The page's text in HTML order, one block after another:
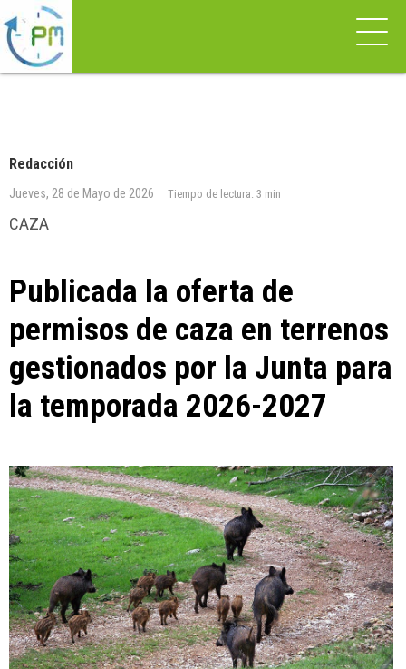
Redacción
Jueves, 28 de Mayo de 2026 Tiempo de lectura: 3 min
CAZA
Publicada la oferta de
permisos de caza en terrenos
gestionados por la Junta para
la temporada 2026-2027